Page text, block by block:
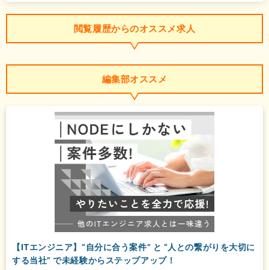
閲覧履歴からのオススメ求人
編集部オススメ
【ITエンジニア】“自分に合う案件” と “人との繋がりを大切に
する当社” で未経験からステップアップ！